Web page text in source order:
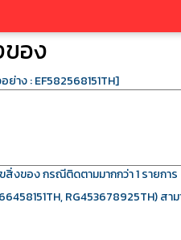
อง
าง : EF582568151TH]
งของ กรณีติดตามมากกว่า 1 รายการ
RG453678925TH) ส